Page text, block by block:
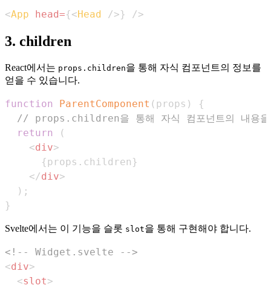
<App head={<Head />} />
3. children
React에서는 props.children을 통해 자식 컴포넌트의 정보를
얻을 수 있습니다.
function ParentComponent ( props )
{
// props.children을 통해 자식 컴포넌트의 내용을
return
(
<div>
{props . children }
</div>
) ;
}
Svelte에서는 이 기능을 슬롯 slot을 통해 구현해야 합니다.
<!-- Widget.svelte -->
<div>
<slot>